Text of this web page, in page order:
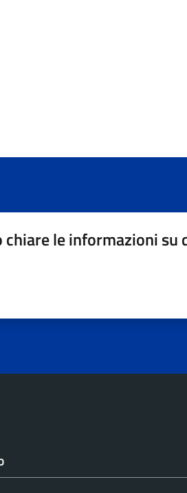
chiare le informazioni su